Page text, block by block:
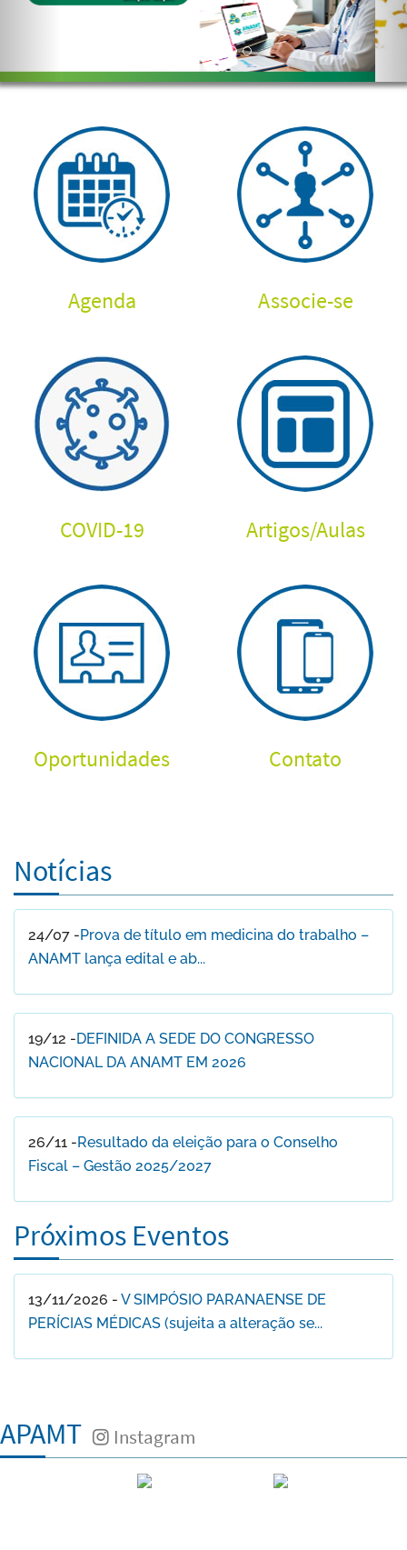
Agenda Associe-se
COVID-19 Artigos/Aulas
Oportunidades Contato
Notícias
24/07 -Prova de título em medicina do trabalho –
ANAMT lança edital e ab...
19/12 -DEFINIDA A SEDE DO CONGRESSO
NACIONAL DA ANAMT EM 2026
26/11 -Resultado da eleição para o Conselho
Fiscal – Gestão 2025/2027
Próximos Eventos
13/11/2026 - V SIMPÓSIO PARANAENSE DE
PERÍCIAS MÉDICAS (sujeita a alteração se...
APAMT Instagram